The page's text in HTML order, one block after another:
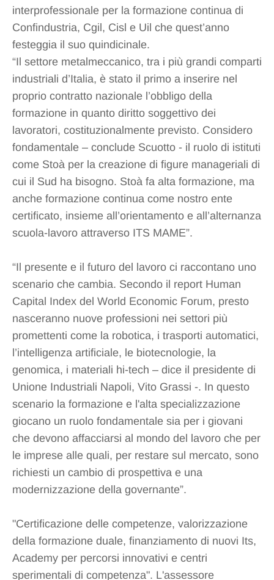
interprofessionale per la formazione continua di
Confindustria, Cgil, Cisl e Uil che quest’anno
festeggia il suo quindicinale.
“Il settore metalmeccanico, tra i più grandi comparti
industriali d’Italia, è stato il primo a inserire nel
proprio contratto nazionale l’obbligo della
formazione in quanto diritto soggettivo dei
lavoratori, costituzionalmente previsto. Considero
fondamentale – conclude Scuotto - il ruolo di istituti
come Stoà per la creazione di figure manageriali di
cui il Sud ha bisogno. Stoà fa alta formazione, ma
anche formazione continua come nostro ente
certificato, insieme all’orientamento e all’alternanza
scuola-lavoro attraverso ITS MAME”.
“Il presente e il futuro del lavoro ci raccontano uno
scenario che cambia. Secondo il report Human
Capital Index del World Economic Forum, presto
nasceranno nuove professioni nei settori più
promettenti come la robotica, i trasporti automatici,
l’intelligenza artificiale, le biotecnologie, la
genomica, i materiali hi-tech – dice il presidente di
Unione Industriali Napoli, Vito Grassi -. In questo
scenario la formazione e l'alta specializzazione
giocano un ruolo fondamentale sia per i giovani
che devono affacciarsi al mondo del lavoro che per
le imprese alle quali, per restare sul mercato, sono
richiesti un cambio di prospettiva e una
modernizzazione della governante”.
"Certificazione delle competenze, valorizzazione
della formazione duale, finanziamento di nuovi Its,
Academy per percorsi innovativi e centri
sperimentali di competenza". L'assessore